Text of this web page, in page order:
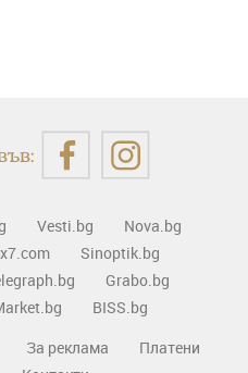
Vesti.bg
Nova.bg
Sinoptik.bg
Grabo.bg
BISS.bg
За реклама
Платени